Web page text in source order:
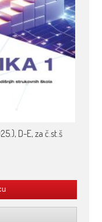
D-E, za č.st.š